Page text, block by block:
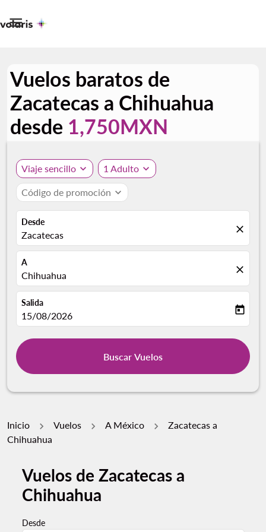

Vuelos baratos de
Zacatecas a Chihuahua
desde 1,750MXN
Viaje sencillo expand_more 1 Adulto expand_more
Código de promoción expand_more
Desde
Zacatecas close
A
Chihuahua close
Salida
fc-booking-departure-date-aria-label
15/08/2026 today
Buscar Vuelos
Inicio Vuelos A México
Zacatecas a
Chihuahua
Vuelos de Zacatecas a
Chihuahua
Desde